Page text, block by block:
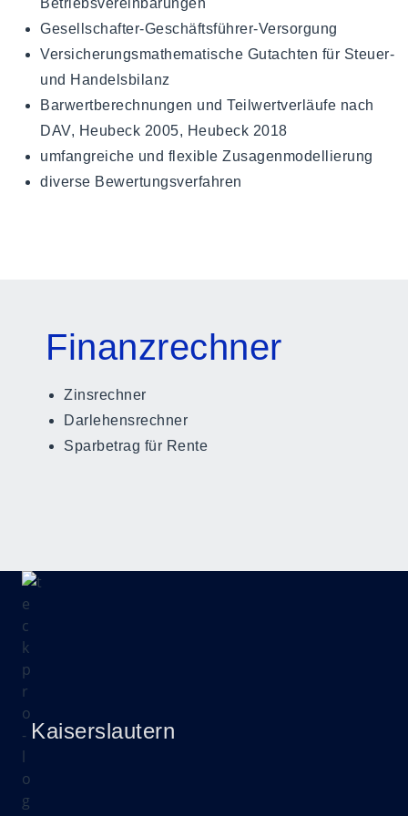
Betriebsvereinbarungen
Gesellschafter-Geschäftsführer-Versorgung
Versicherungsmathematische Gutachten für Steuer-
und Handelsbilanz
Barwertberechnungen und Teilwertverläufe nach
DAV, Heubeck 2005, Heubeck 2018
umfangreiche und flexible Zusagenmodellierung
diverse Bewertungsverfahren
Finanzrechner
Zinsrechner
Darlehensrechner
Sparbetrag für Rente
Kaiserslautern